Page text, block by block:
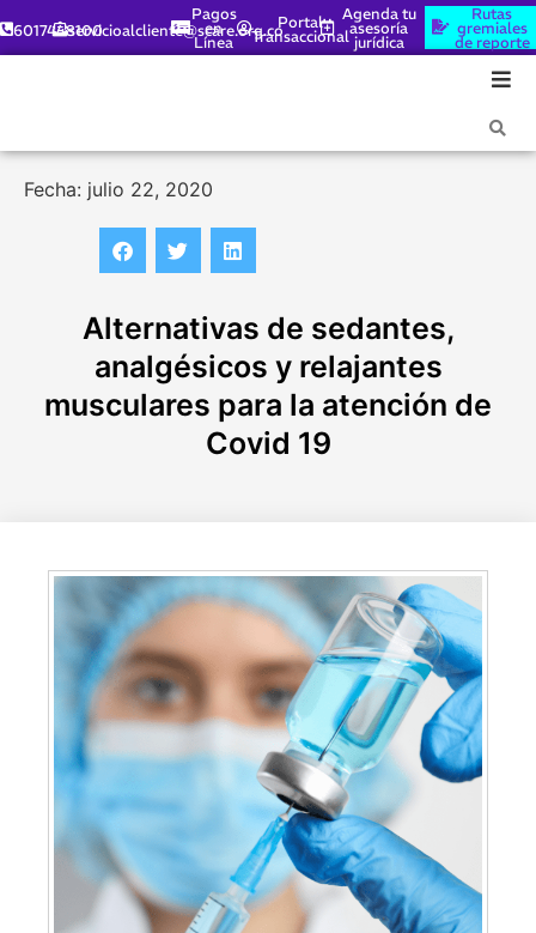
6017448100servicioalcliente@scare.org.co
Pagos
en
Línea
Portal
Transaccional
Agenda tu
asesoría
jurídica
Rutas
gremiales
de reporte
Fecha: julio 22, 2020
Alternativas de sedantes,
analgésicos y relajantes
musculares para la atención de
Covid 19